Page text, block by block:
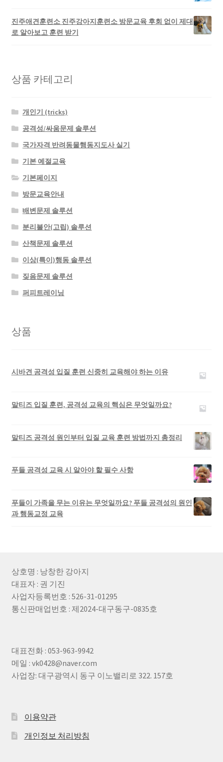
진주애견훈련소 진주강아지훈련소 방문교육 후회 없이 제대
로 알아보고 훈련 받기
상품 카테고리
개인기 (tricks)
공격성/싸움문제 솔루션
국가자격 반려동물행동지도사 실기
기본 예절교육
기본페이지
방문교육안내
배변문제 솔루션
분리불안(고립) 솔루션
산책문제 솔루션
이상(특이)행동 솔루션
짖음문제 솔루션
퍼피트레이닝
상품
시바견 공격성 입질 훈련 신중히 교육해야 하는 이유
말티즈 입질 훈련, 공격성 교육의 핵심은 무엇일까요?
말티즈 공격성 원인부터 입질 교육 훈련 방법까지 총정리
푸들 공격성 교육 시 알아야 할 필수 사항
푸들이 가족을 무는 이유는 무엇일까요? 푸들 공격성의 원인
과 행동교정 교육
상호명 : 낭창한 강아지
대표자 : 권 기진
사업자등록번호 : 526-31-01295
통신판매업번호 : 제2024-대구동구-0835호
대표전화 : 053-963-9942
메일 : vk0428@naver.com
사업장: 대구광역시 동구 이노밸리로 322. 157호
이용약관
개인정보 처리방침